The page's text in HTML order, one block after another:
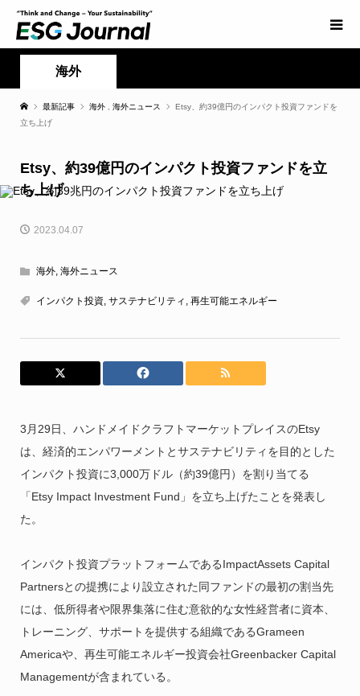
海外
最新記事 海外 海外ニュース
Etsy、約39億円のインパクト投資ファンドを
立ち上げ
Etsy、約39億円のインパクト投資ファンドを立
ち上げ
2023.04.07
海外, 海外ニュース
インパクト投資, サステナビリティ , 再生可能エネルギー
3月29日、ハンドメイドクラフトマーケットプレイスのEtsy
は、経済的エンパワーメントとサステナビリティを目的とした
インパクト投資に3,000万ドル（約39億円）を割り当てる
「Etsy Impact Investment Fund」を立ち上げたことを発表し
た。
インパクト投資プラットフォームであるImpactAssets Capital
Partnersとの提携により設立された同ファンドの最初の割当先
には、低所得者や限界集落に住む意欲的な女性経営者に資本、
トレーニング、サポートを提供する組織であるGrameen
Americaや、再生可能エネルギー投資会社Greenbacker Capital
Managementが含まれている。